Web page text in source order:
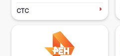
СТС